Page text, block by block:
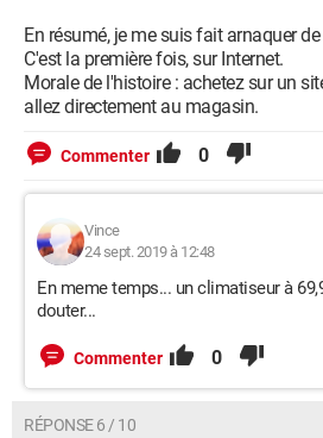
En résumé, je me suis fait arnaquer
C'est la première fois, sur Internet.
Morale de l'histoire : achetez sur un
allez directement au magasin.
Commenter 0
Vince
24 sept. 2019 à 12:48
En meme temps... un climatiseur à
douter...
Commenter 0
RÉPONSE 6 / 10